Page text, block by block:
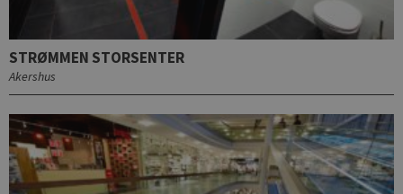
STRØMMEN STORSENTER
Akershus